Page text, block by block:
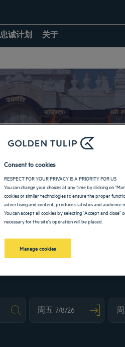
忠诚计划 关于
Consent to cookies
RESPECT FOR YOUR PRIVACY IS A PRIORITY FOR US
You can change your choices at any time by clicking on
cookies or similar technologies to ensure the proper
advertising and content, produce statistics and audience
You can accept all cookies by selecting "Accept and
necessary for the site's operation will be placed.
Manage cookies